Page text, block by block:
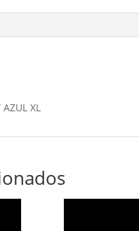
AZUL XL